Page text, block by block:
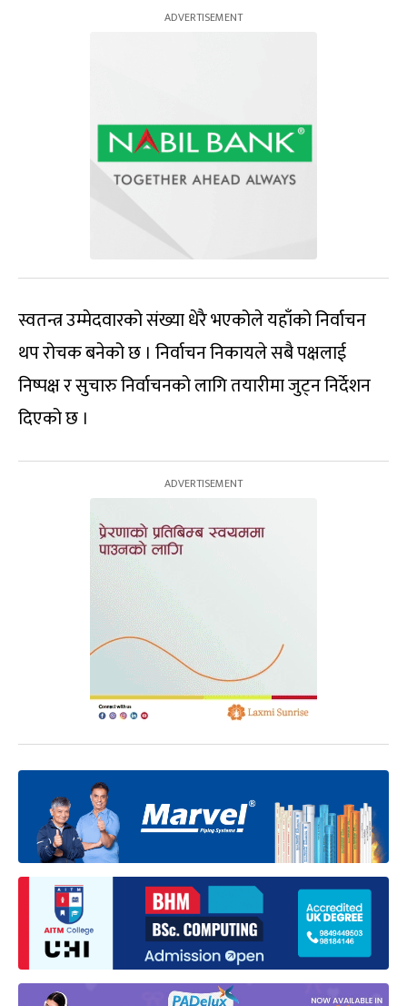
स्वतन्त्र उम्मेदवारको संख्या धेरै भएकोले यहाँको निर्वाचन
थप रोचक बनेको छ । निर्वाचन निकायले सबै पक्षलाई
निष्पक्ष र सुचारु निर्वाचनको लागि तयारीमा जुट्न निर्देशन
दिएको छ ।